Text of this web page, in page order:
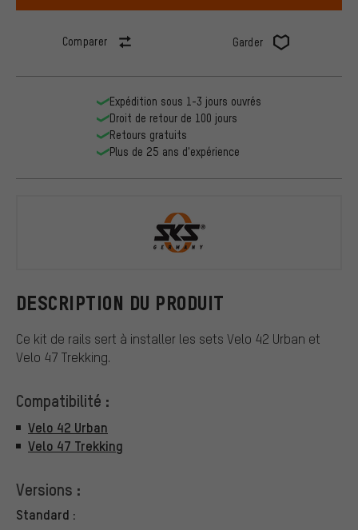
Comparer Garder
DESCRIPTION DU PRODUIT
Ce kit de rails sert à installer les sets Velo 42 Urban et
Velo 47 Trekking.
Compatibilité :
Velo 42 Urban
Velo 47 Trekking
Versions :
Standard :
Expédition sous 1-3 jours ouvrés
Droit de retour de 100 jours
Retours gratuits
Plus de 25 ans d'expérience